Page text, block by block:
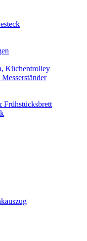
Küchentrolley
Frühstücksbrett